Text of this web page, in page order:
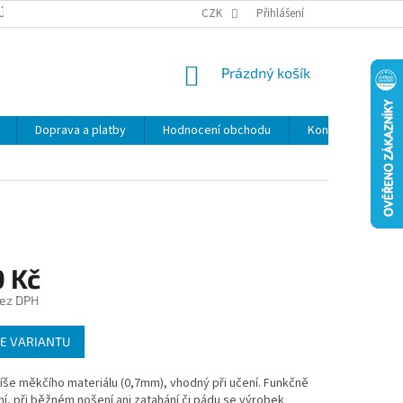
CZK Přihlášení
NÁKUPNÍ
Prázdný košík
Doprava a platby Hodnocení obchodu Kontakty
Kč
DPH
VARIANTU
měkčího materiálu (0,7mm), vhodný při učení. Funkčně